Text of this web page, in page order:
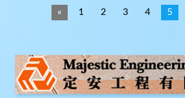
« 1 2 3 4 5